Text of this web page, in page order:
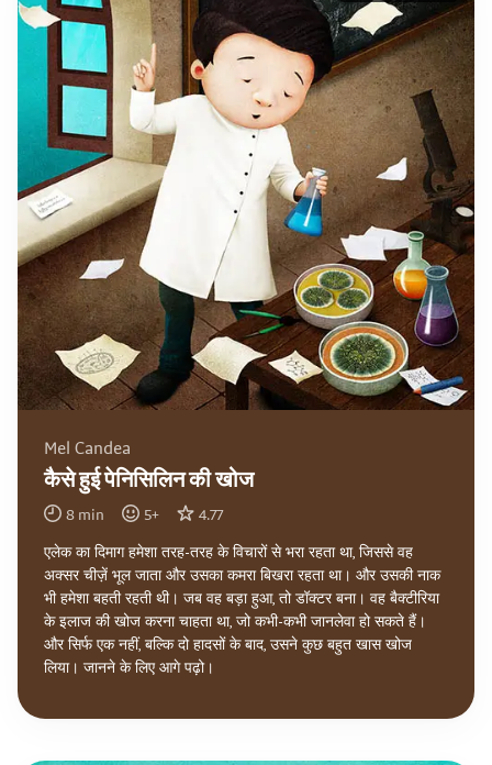
Mel Candea
कैसे हुई पेनिसिलिन की खोज
8 min 5+ 4.77
एलेक का दिमाग हमेशा तरह-तरह के विचारों से भरा रहता था, जिससे वह
अक्सर चीज़ें भूल जाता और उसका कमरा बिखरा रहता था। और उसकी नाक
भी हमेशा बहती रहती थी। जब वह बड़ा हुआ, तो डॉक्टर बना। वह बैक्टीरिया
के इलाज की खोज करना चाहता था, जो कभी-कभी जानलेवा हो सकते हैं।
और सिर्फ एक नहीं, बल्कि दो हादसों के बाद, उसने कुछ बहुत खास खोज
लिया। जानने के लिए आगे पढ़ो।